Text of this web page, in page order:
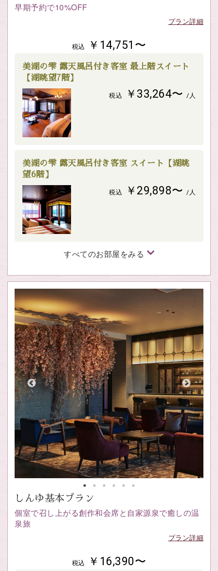
早期予約で10%OFF
プラン詳細
税込 ￥14,751〜
美湖の雫 露天風呂付き客室 最上階スイート
【湖眺望7階】
税込 ￥33,264〜 /人
美湖の雫 露天風呂付き客室 スイート【湖眺
望6階】
税込 ￥29,898〜 /人
すべてのお部屋をみる
しんゆ基本プラン
個室で召し上がる創作和会席と自家源泉で癒しの温
泉旅
プラン詳細
税込 ￥16,390〜